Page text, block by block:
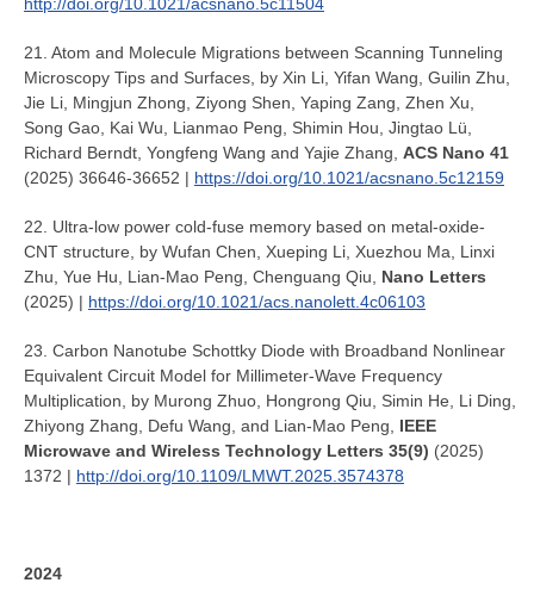
21. Atom and Molecule Migrations between Scanning Tunneling
Microscopy Tips and Surfaces, by Xin Li, Yifan Wang, Guilin Zhu,
Jie Li, Mingjun Zhong, Ziyong Shen, Yaping Zang, Zhen Xu,
Song Gao, Kai Wu, Lianmao Peng, Shimin Hou, Jingtao Lü,
Richard Berndt, Yongfeng Wang and Yajie Zhang, ACS Nano 41
(2025) 36646-36652 | https://doi.org/10.1021/acsnano.5c12159
22. Ultra-low power cold-fuse memory based on metal-oxide-
CNT structure, by Wufan Chen, Xueping Li, Xuezhou Ma, Linxi
Zhu, Yue Hu, Lian-Mao Peng, Chenguang Qiu, Nano Letters
(2025) | https://doi.org/10.1021/acs.nanolett.4c06103
23. Carbon Nanotube Schottky Diode with Broadband Nonlinear
Equivalent Circuit Model for Millimeter-Wave Frequency
Multiplication, by Murong Zhuo, Hongrong Qiu, Simin He, Li Ding,
Zhiyong Zhang, Defu Wang, and Lian-Mao Peng, IEEE
Microwave and Wireless Technology Letters 35(9) (2025)
1372 | http://doi.org/10.1109/LMWT.2025.3574378
2024